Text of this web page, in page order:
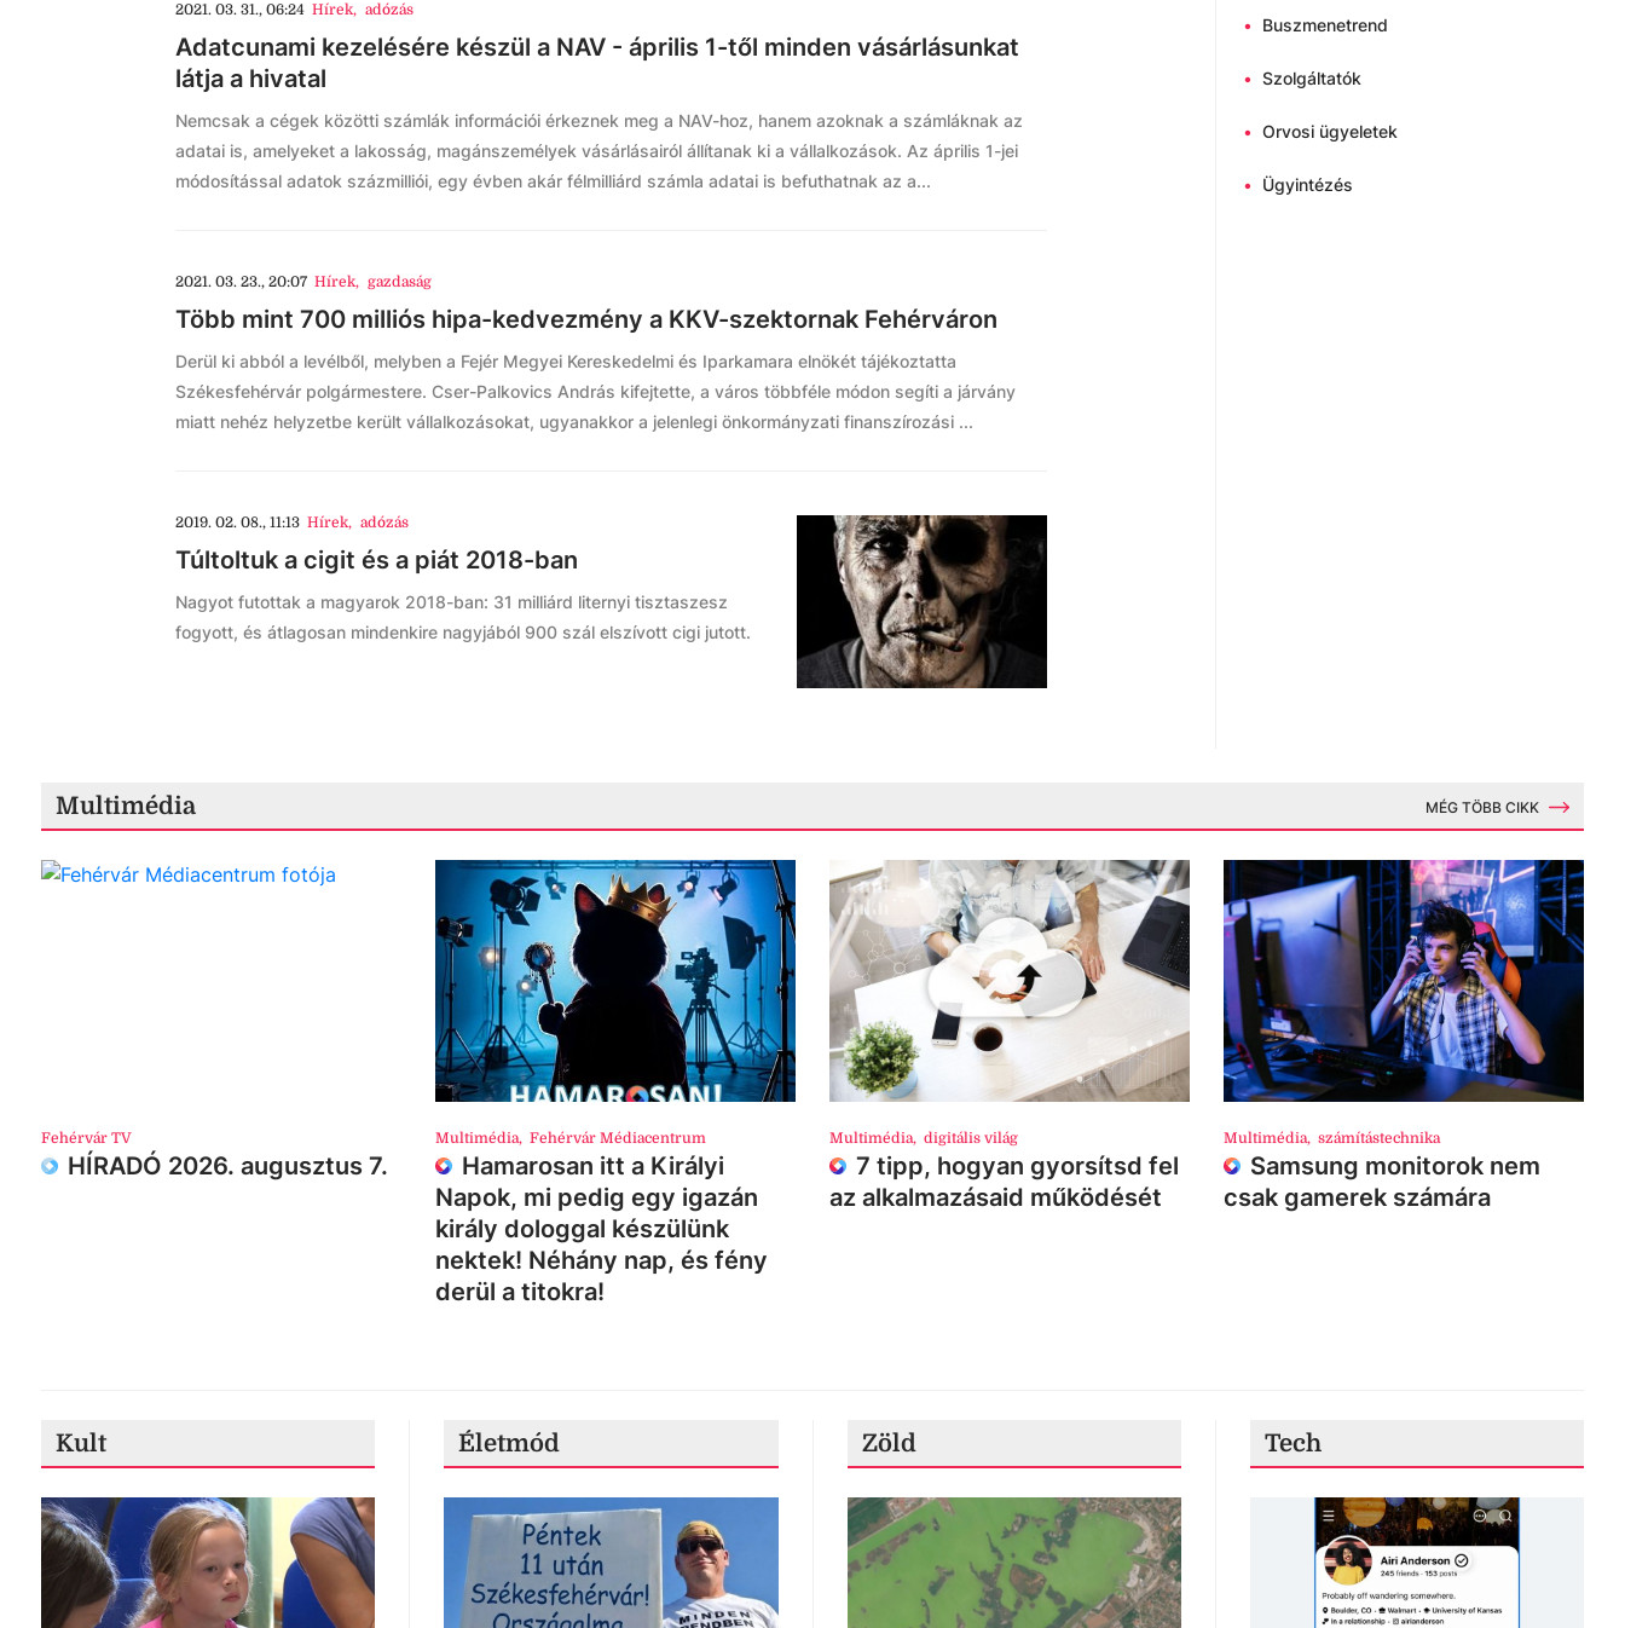
2021. 03. 31., 06:24 Hírek, adózás
Adatcunami kezelésére készül a NAV - április 1-től minden vásárlásunkat
látja a hivatal
Nemcsak a cégek közötti számlák információi érkeznek meg a NAV-hoz, hanem azoknak a számláknak az
adatai is, amelyeket a lakosság, magánszemélyek vásárlásairól állítanak ki a vállalkozások. Az április 1-jei
módosítással adatok százmilliói, egy évben akár félmilliárd számla adatai is befuthatnak az a...
2021. 03. 23., 20:07 Hírek, gazdaság
Több mint 700 milliós hipa-kedvezmény a KKV-szektornak Fehérváron
Derül ki abból a levélből, melyben a Fejér Megyei Kereskedelmi és Iparkamara elnökét tájékoztatta
Székesfehérvár polgármestere. Cser-Palkovics András kifejtette, a város többféle módon segíti a járvány
miatt nehéz helyzetbe került vállalkozásokat, ugyanakkor a jelenlegi önkormányzati finanszírozási ...
2019. 02. 08., 11:13 Hírek, adózás
Túltoltuk a cigit és a piát 2018-ban
Nagyot futottak a magyarok 2018-ban: 31 milliárd liternyi tisztaszesz
fogyott, és átlagosan mindenkire nagyjából 900 szál elszívott cigi jutott.
• Buszmenetrend
• Szolgáltatók
• Orvosi ügyeletek
• Ügyintézés
Multimédia MÉG TÖBB CIKK
Fehérvár TV
HÍRADÓ 2026. augusztus 7.
Multimédia, Fehérvár Médiacentrum
Hamarosan itt a Királyi
Napok, mi pedig egy igazán
király dologgal készülünk
nektek! Néhány nap, és fény
derül a titokra!
Multimédia, digitális világ
7 tipp, hogyan gyorsítsd fel
az alkalmazásaid működését
Multimédia, számítástechnika
Samsung monitorok nem
csak gamerek számára
Kult Életmód Zöld Tech